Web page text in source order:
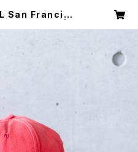
San Francisc